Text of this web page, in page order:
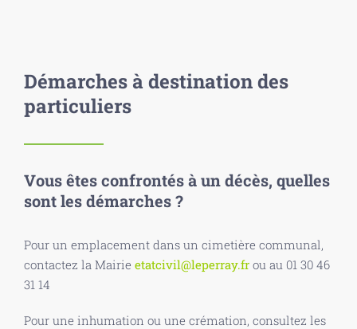
Démarches à destination des
particuliers
Vous êtes confrontés à un décès, quelles
sont les démarches ?
Pour un emplacement dans un cimetière communal,
contactez la Mairie etatcivil@leperray.fr ou au 01 30 46
31 14
Pour une inhumation ou une crémation, consultez les